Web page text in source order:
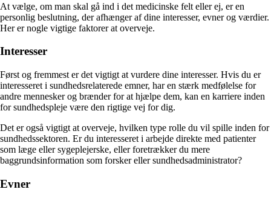
At vælge, om man skal gå ind i det medicinske felt eller ej, er en
personlig beslutning, der afhænger af dine interesser, evner og værdier.
Her er nogle vigtige faktorer at overveje.
Interesser
Først og fremmest er det vigtigt at vurdere dine interesser. Hvis du er
interesseret i sundhedsrelaterede emner, har en stærk medfølelse for
andre mennesker og brænder for at hjælpe dem, kan en karriere inden
for sundhedspleje være den rigtige vej for dig.
Det er også vigtigt at overveje, hvilken type rolle du vil spille inden for
sundhedssektoren. Er du interesseret i arbejde direkte med patienter
som læge eller sygeplejerske, eller foretrækker du mere
baggrundsinformation som forsker eller sundhedsadministrator?
Evner